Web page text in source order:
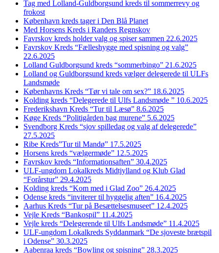
Tag med Lolland-Guldborgsund kreds til sommerrevy og
frokost
København kreds tager i Den Blå Planet
Med Horsens Kreds i Randers Regnskov
Favrskov kreds holder valg og spiser sammen 22.6.2025
Favrskov Kreds “Fælleshygge med spisning og valg”
22.6.2025
Lolland Guldborgsund kreds “sommerbingo” 21.6.2025
Lolland og Guldborgsund kreds vælger delegerede til ULFs
Landsmøde
Københavns Kreds “Tør vi tale om sex?” 18.6.2025
Kolding kreds “Delegerede til Ulfs Landsmøde ” 10.6.2025
Frederikshavn Kreds “Tur til Læsø” 8.6.2025
Køge Kreds “Politigården bag murene” 5.6.2025
Svendborg Kreds “sjov spilledag og valg af delegerede”
27.5.2025
Ribe Kreds”Tur til Mandø” 17.5.2025
Horsens kreds “vælgermøde” 12.5.2025
Favrskov kreds “Informationsaften” 30.4.2025
ULF-ungdom Lokalkreds Midtjylland og Klub Glad
“Forårstur” 29.4.2025
Kolding kreds “Kom med i Glad Zoo” 26.4.2025
Odense kreds “inviterer til hyggelig aften” 16.4.2025
Aarhus Kreds “Tur på Besættelsesmuseet” 12.4.2025
Vejle Kreds “Bankospil” 11.4.2025
Vejle kreds “Delegerende til Ulfs Landsmøde” 11.4.2025
ULF-ungdom Lokalkreds Syddanmark “De sjoveste brætspil
i Odense” 30.3.2025
Aabenraa kreds “Bowling og spisning” 28.3.2025